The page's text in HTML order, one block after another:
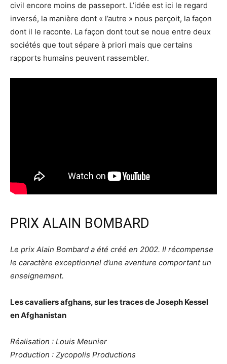
civil encore moins de passeport. L’idée est ici le regard
inversé, la manière dont « l’autre » nous perçoit, la façon
dont il le raconte. La façon dont tout se noue entre deux
sociétés que tout sépare à priori mais que certains
rapports humains peuvent rassembler.
PRIX ALAIN BOMBARD
Le prix Alain Bombard a été créé en 2002. Il récompense
le caractère exceptionnel d’une aventure comportant un
enseignement.
Les cavaliers afghans, sur les traces de Joseph Kessel
en Afghanistan
Réalisation : Louis Meunier
Production : Zycopolis Productions